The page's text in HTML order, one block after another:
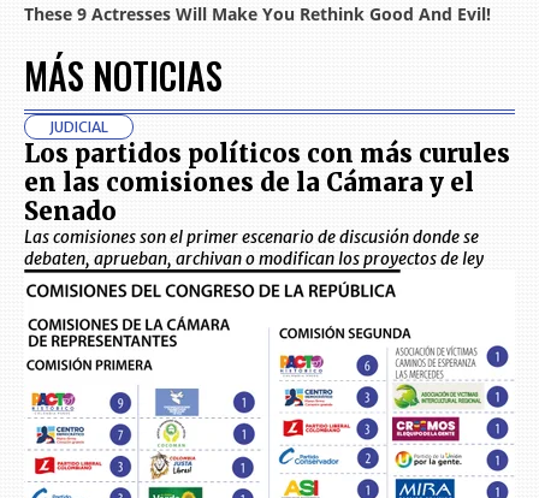
MÁS NOTICIAS
JUDICIAL
Los partidos políticos con más curules
en las comisiones de la Cámara y el
Senado
Las comisiones son el primer escenario de discusión donde se
debaten, aprueban, archivan o modifican los proyectos de ley